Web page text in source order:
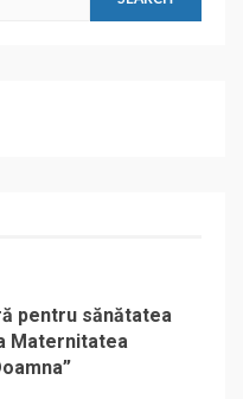
pentru sănătatea
Maternitatea